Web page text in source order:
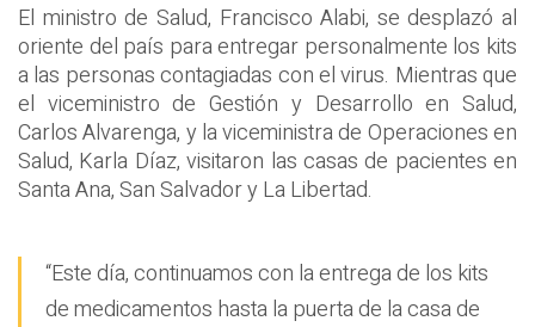
El ministro de Salud, Francisco Alabi, se desplazó al
oriente del país para entregar personalmente los kits
a las personas contagiadas con el virus. Mientras que
el viceministro de Gestión y Desarrollo en Salud,
Carlos Alvarenga, y la viceministra de Operaciones en
Salud, Karla Díaz, visitaron las casas de pacientes en
Santa Ana, San Salvador y La Libertad.
“Este día, continuamos con la entrega de los kits
de medicamentos hasta la puerta de la casa de